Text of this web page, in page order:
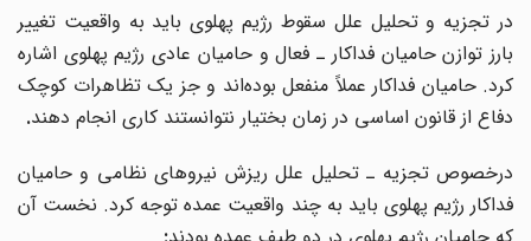
در تجزیه و تحلیل علل سقوط رژیم پهلوی باید به واقعیت تغییر
بارز توازن حامیان فداکار ـ فعال و حامیان عادی رژیم پهلوی اشاره
کرد. حامیان فداکار عملاً منفعل بوده‌اند و جز یک تظاهرات کوچک
دفاع از قانون اساسی در زمان بختیار نتوانستند کاری انجام دهند.
درخصوص تجزیه ـ تحلیل علل ریزش نیروهای نظامی و حامیان
فداکار رژیم پهلوی باید به چند واقعیت عمده توجه کرد. نخست آن